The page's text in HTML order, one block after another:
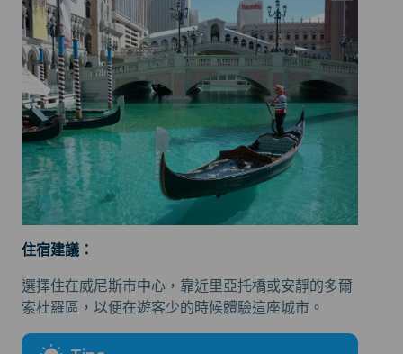
住宿建議：
選擇住在威尼斯市中心，靠近里亞托橋或安靜的多爾
索杜羅區，以便在遊客少的時候體驗這座城市。